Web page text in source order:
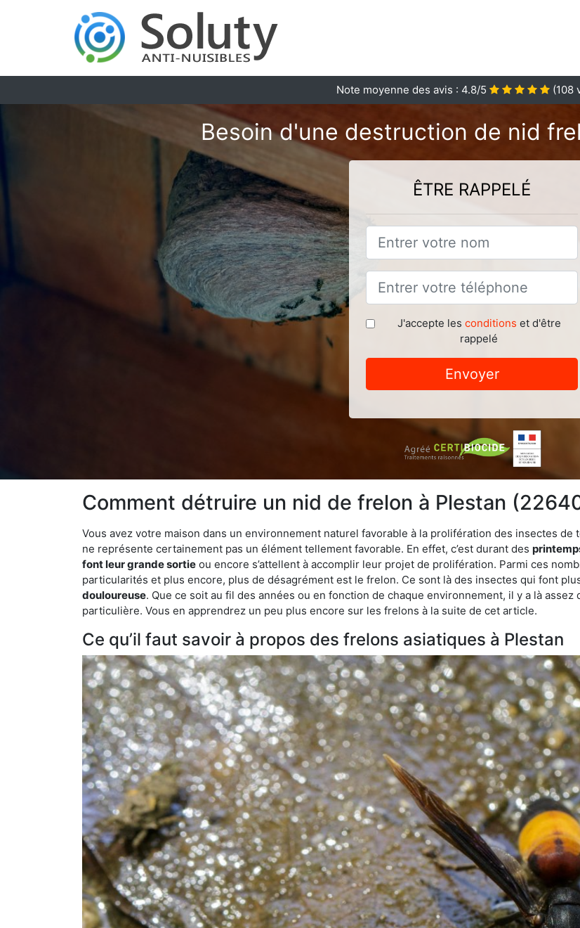
Note moyenne des avis : 4.8/5 (108
Besoin d'une destruction de nid
ÊTRE RAPPELÉ
J'accepte les conditions et d'être
rappelé
Envoyer
Comment détruire un nid de frelon à Plestan
Vous avez votre maison dans un environnement naturel favorable à la prolifération des insectes
ne représente certainement pas un élément tellement favorable. En effet, c’est durant des
font leur grande sortie ou encore s’attellent à accomplir leur projet de prolifération. Parmi ces
particularités et plus encore, plus de désagrément est le frelon. Ce sont là des insectes qui font
douloureuse. Que ce soit au fil des années ou en fonction de chaque environnement, il y a là
particulière. Vous en apprendrez un peu plus encore sur les frelons à la suite de cet article.
Ce qu’il faut savoir à propos des frelons asiatiques à Plestan